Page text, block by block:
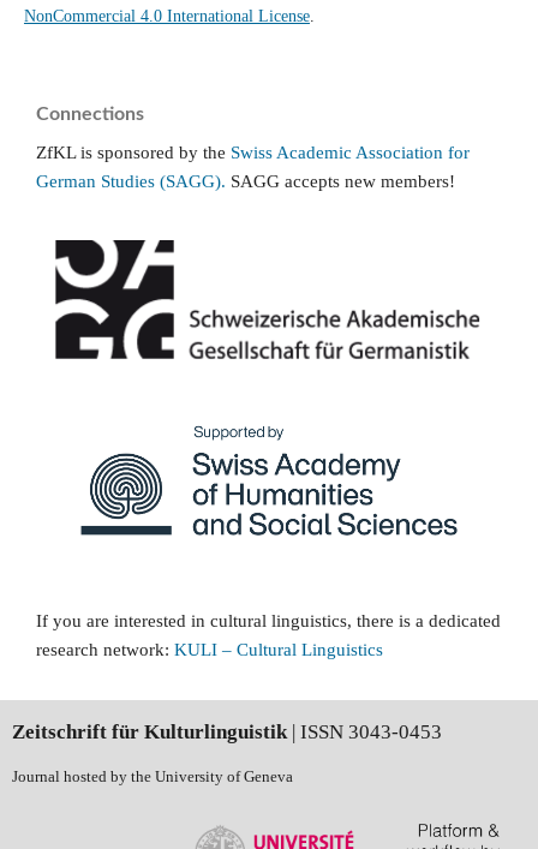
NonCommercial 4.0 International License.
Connections
ZfKL is sponsored by the Swiss Academic Association for
German Studies (SAGG). SAGG accepts new members!
If you are interested in cultural linguistics, there is a dedicated
research network: KULI – Cultural Linguistics
Zeitschrift für Kulturlinguistik| ISSN 3043-0453
Journal hosted by the University of Geneva